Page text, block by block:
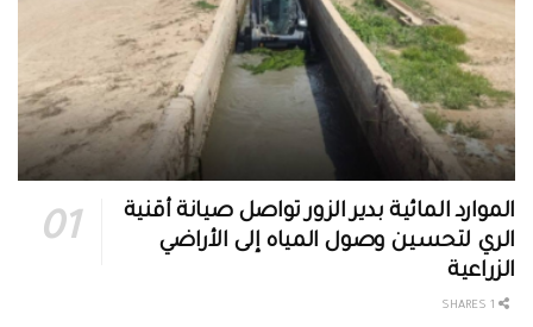
الموارد المائية بدير الزور تواصل صيانة أقنية
الري لتحسين وصول المياه إلى الأراضي
الزراعية